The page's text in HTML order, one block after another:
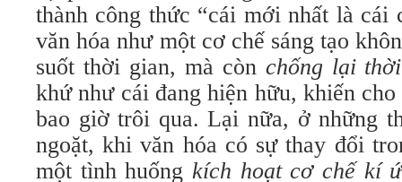
thành công thức “cái mới nhất là
văn hóa như một cơ chế sáng tạo
suốt thời gian, mà còn chống lại
khứ như cái đang hiện hữu, khiến
bao giờ trôi qua. Lại nữa, ở những
ngoặt, khi văn hóa có sự thay đổi
một tình huống kích hoạt cơ chế kí